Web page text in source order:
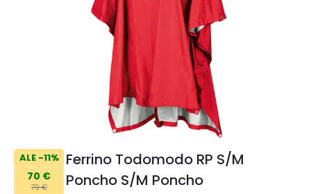
ALE -11%
70 €
79 €
Ferrino Todomodo RP S/M
Poncho S/M Poncho